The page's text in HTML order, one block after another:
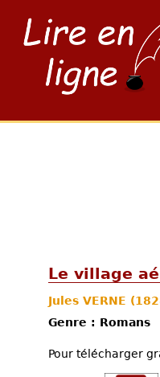
Le village
Jules VERNE
Genre : Romans
Pour télécharger